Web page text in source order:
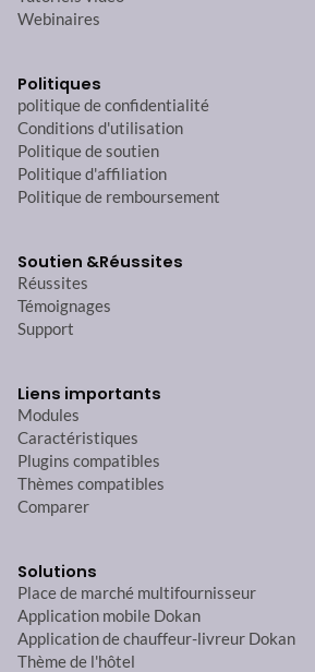
Webinaires
Politiques
politique de confidentialité
Conditions d'utilisation
Politique de soutien
Politique d'affiliation
Politique de remboursement
Soutien &Réussites
Réussites
Témoignages
Support
Liens importants
Modules
Caractéristiques
Plugins compatibles
Thèmes compatibles
Comparer
Solutions
Place de marché multifournisseur
Application mobile Dokan
Application de chauffeur-livreur Dokan
Thème de l'hôtel